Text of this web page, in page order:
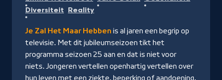
Diversiteit Reality
Je Zal Het Maar Hebben is al jaren een begrip op
televisie. Met dit jubileumseizoen tikt het
programma seizoen 25 aan en dat is niet voor
niets. Jongeren vertellen openhartig vertellen over
hun leven met een ziekte, beperking of aandoening.